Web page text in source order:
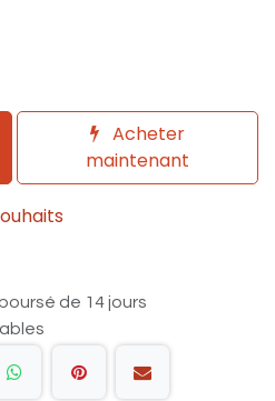
Acheter
maintenant
de 14 jours